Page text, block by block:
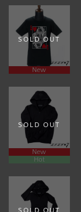
SOLD OUT
New
SOLD OUT
New
Hot